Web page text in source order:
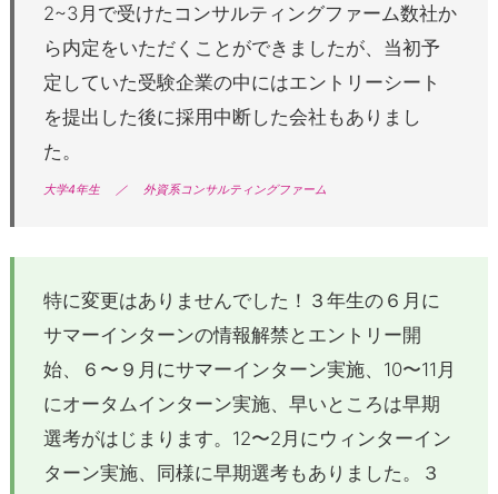
2~3月で受けたコンサルティングファーム数社か
ら内定をいただくことができましたが、当初予
定していた受験企業の中にはエントリーシート
を提出した後に採用中断した会社もありまし
た。
大学4年生 ／ 外資系コンサルティングファーム
特に変更はありませんでした！３年生の６月に
サマーインターンの情報解禁とエントリー開
始、６〜９月にサマーインターン実施、10〜11月
にオータムインターン実施、早いところは早期
選考がはじまります。12〜2月にウィンターイン
ターン実施、同様に早期選考もありました。３